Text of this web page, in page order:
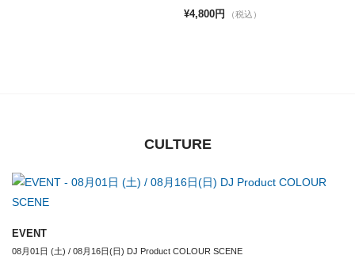
¥4,800円 （税込）
CULTURE
EVENT
08月01日 (土) / 08月16日(日) DJ Product COLOUR SCENE